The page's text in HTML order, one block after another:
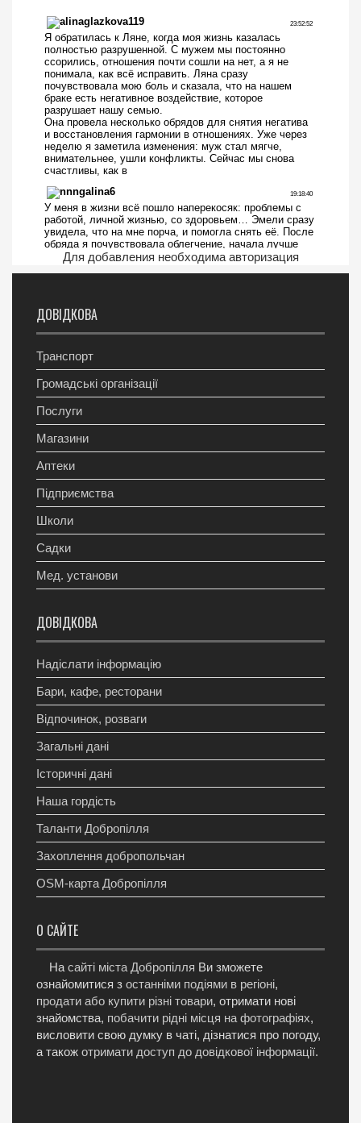
Для добавления необходима авторизация
ДОВІДКОВА
Транспорт
Громадські організації
Послуги
Магазини
Аптеки
Підприємства
Школи
Садки
Мед. установи
ДОВІДКОВА
Надіслати інформацію
Бари, кафе, ресторани
Відпочинок, розваги
Загальні дані
Історичні дані
Наша гордість
Таланти Добропілля
Захоплення добропольчан
OSM-карта Добропілля
О САЙТЕ
На сайті міста Добропілля Ви зможете
ознайомитися з останніми подіями в регіоні,
продати або купити різні товари, отримати нові
знайомства, побачити рідні місця на фотографіях,
висловити свою думку в чаті, дізнатися про погоду,
а також отримати доступ до довідкової інформації.